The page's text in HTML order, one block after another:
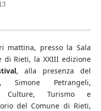
mattina, presso la Sala
di Rieti, la XXIII edizione
, alla presenza del
Petrangeli,
Culture, Turismo e
del Comune di Rieti,